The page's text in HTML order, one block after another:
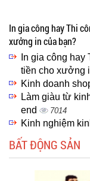
In gia công hay Thi
xưởng in của bạn?
In gia công
tiền cho xưởng
Kinh doanh
Làm giàu từ
end
7014
Kinh nghiệm
BẤT ĐỘNG SẢN